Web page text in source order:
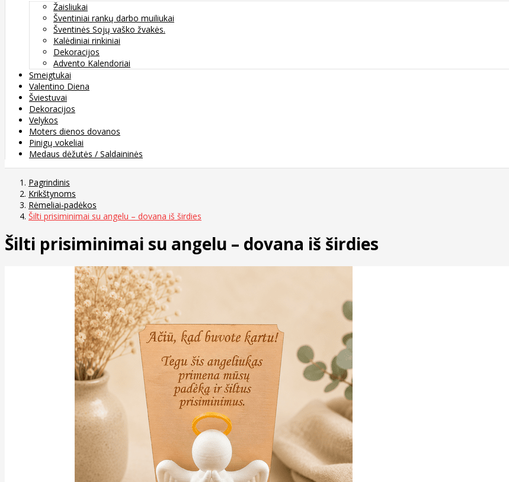
Žaisliukai
Šventiniai rankų darbo muiliukai
Šventinės Sojų vaško žvakės.
Kalėdiniai rinkiniai
Dekoracijos
Advento Kalendoriai
Smeigtukai
Valentino Diena
Šviestuvai
Dekoracijos
Velykos
Moters dienos dovanos
Pinigų vokeliai
Medaus dėžutės / Saldaininės
Pagrindinis
Krikštynoms
Rėmeliai-padėkos
Šilti prisiminimai su angelu – dovana iš širdies
Šilti prisiminimai su angelu – dovana iš širdies